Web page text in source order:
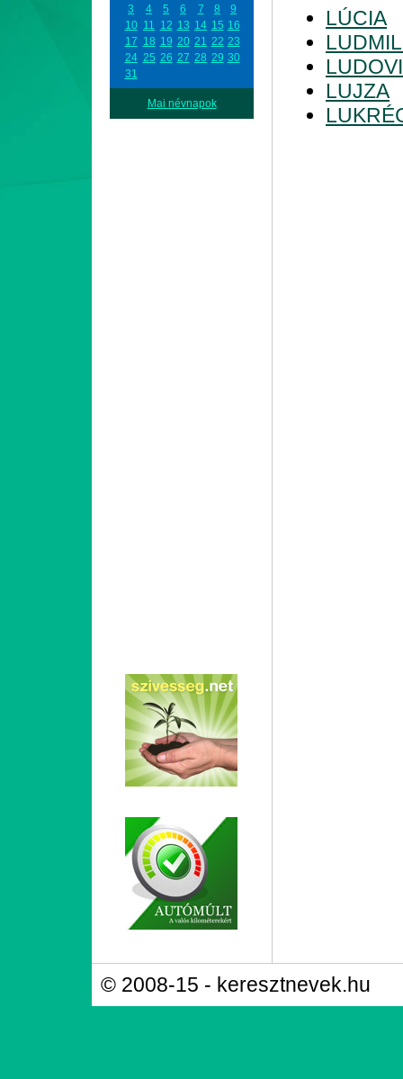
3
4 5 6 7 8
9
10 11 12 13 14 15 16
17 18 19 20 21 22 23
24 25 26 27 28 29 30
31
Mai névnapok
LÚCIA
LUJZA
© 2008-15 - keresztnevek.hu